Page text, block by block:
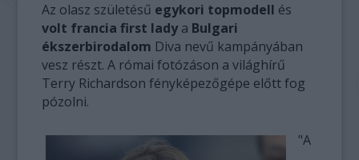
Az olasz születésű egykori topmodell és
volt francia first ladya Bulgari
ékszerbirodalom Diva nevű kampányában
vesz részt. A római fotózáson a világhírű
Terry Richardson fényképezőgépe előtt fog
pózolni.
"A